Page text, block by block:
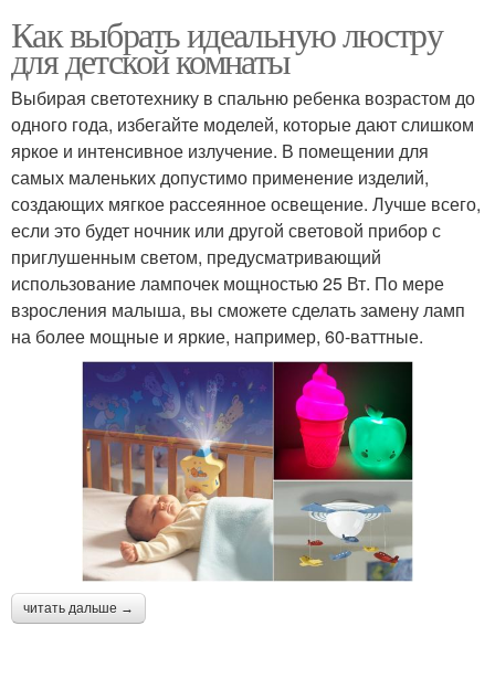
Как выбрать идеальную люстру
для детской комнаты
Выбирая светотехнику в спальню ребенка возрастом до
одного года, избегайте моделей, которые дают слишком
яркое и интенсивное излучение. В помещении для
самых маленьких допустимо применение изделий,
создающих мягкое рассеянное освещение. Лучше всего,
если это будет ночник или другой световой прибор с
приглушенным светом, предусматривающий
использование лампочек мощностью 25 Вт. По мере
взросления малыша, вы сможете сделать замену ламп
на более мощные и яркие, например, 60-ваттные.
читать дальше →